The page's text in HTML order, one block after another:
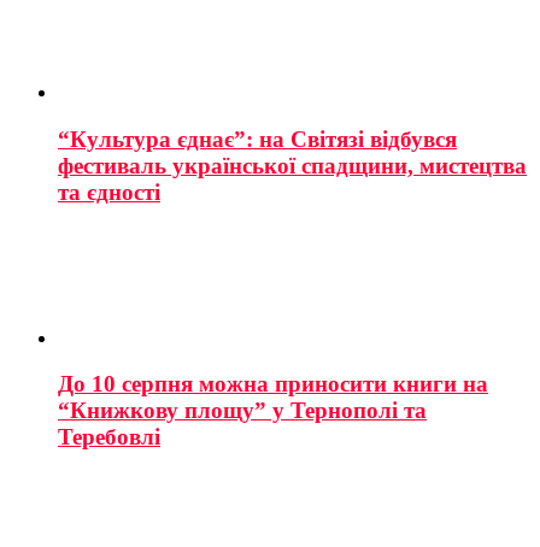
“Культура єднає”: на Світязі відбувся
фестиваль української спадщини, мистецтва
та єдності
До 10 серпня можна приносити книги на
“Книжкову площу” у Тернополі та
Теребовлі